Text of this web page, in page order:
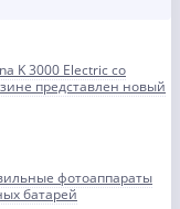
K 3000 Electric со
представлен новый
фотоаппараты
батарей